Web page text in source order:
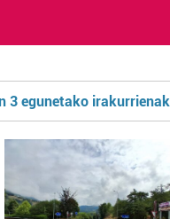
3 egunetako irakurrienak